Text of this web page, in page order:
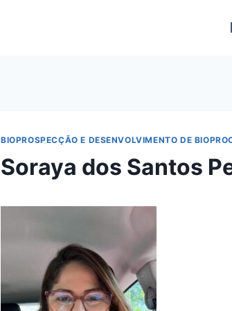
BIOPROSPECÇÃO E DESENVOLVIMENTO DE
Soraya dos Santos